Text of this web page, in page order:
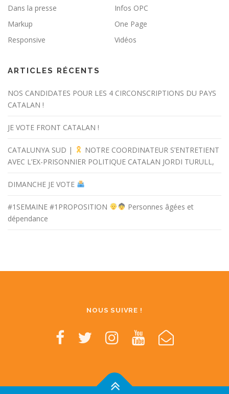
Dans la presse
Infos OPC
Markup
One Page
Responsive
Vidéos
ARTICLES RÉCENTS
NOS CANDIDATES POUR LES 4 CIRCONSCRIPTIONS DU PAYS
CATALAN !
JE VOTE FRONT CATALAN !
CATALUNYA SUD |
NOTRE COORDINATEUR S’ENTRETIENT
AVEC L’EX-PRISONNIER POLITIQUE CATALAN JORDI TURULL,
DIMANCHE JE VOTE
#1SEMAINE #1PROPOSITION
Personnes âgées et
dépendance
NOUS SUIVRE !